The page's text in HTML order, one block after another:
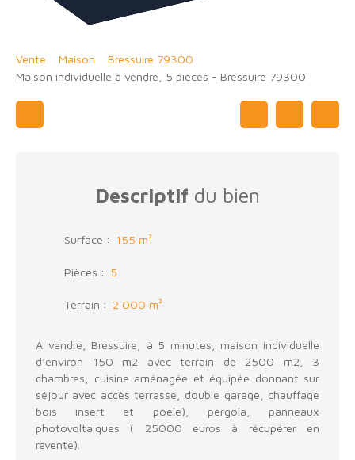
Vente Maison
Bressuire 79300
Maison individuelle à vendre, 5 pièces - Bressuire 79300
Descriptif du bien
Surface : 155 m²
Pièces : 5
Terrain : 2 000 m²
A vendre, Bressuire, à 5 minutes, maison individuelle
d'environ 150 m2 avec terrain de 2500 m2, 3
chambres, cuisine aménagée et équipée donnant sur
séjour avec accès terrasse, double garage, chauffage
bois insert et poele), pergola, panneaux
photovoltaiques ( 25000 euros à récupérer en
revente).